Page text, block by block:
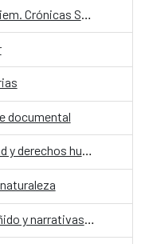
Presentación de Bitácora de Réquiem. Crónicas Saturnales
documental
Armarios Abiertos: cine, diversidad y derechos humanos